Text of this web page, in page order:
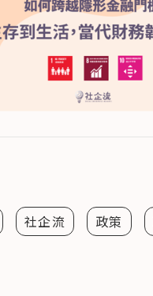
社企流 政策